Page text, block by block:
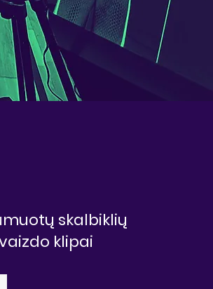
skalbiklių
klipai